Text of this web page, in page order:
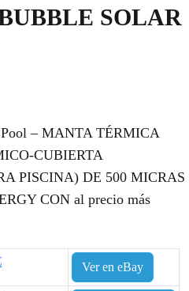
SOLAR
– MANTA TÉRMICA
CUBIERTA
PISCINA) DE 500 MICRAS
CON al precio más
Ver en eBay